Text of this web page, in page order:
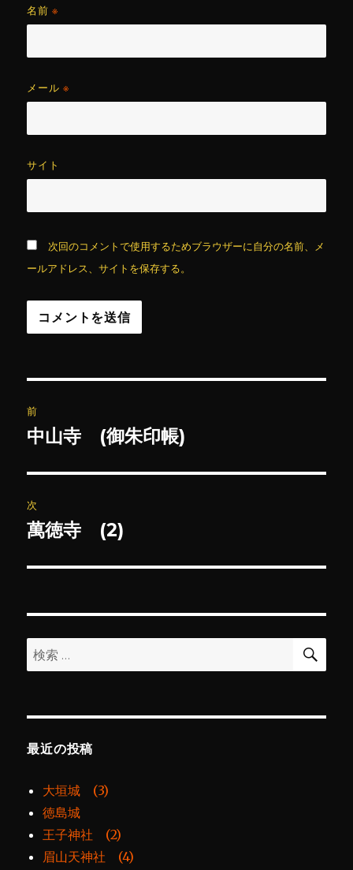
名前※
メール※
サイト
次回のコメントで使用するためブラウザーに自分の名前、メ
ールアドレス、サイトを保存する。
稿
ビ
ゲ
ー
ン
前
前
投
稿:
中山寺 (御朱印帳)
次
次
投
萬徳寺 (2)
検
索:
検
最近の投稿
大垣城 (3)
徳島城
王子神社 (2)
眉山天神社 (4)